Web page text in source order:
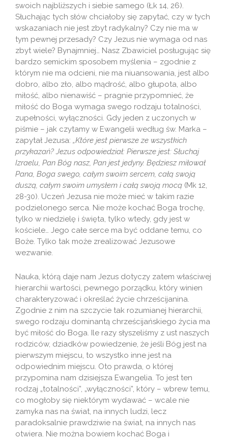
swoich najbliższych i siebie samego (Łk 14, 26).
Słuchając tych słów chciałoby się zapytać, czy w tych
wskazaniach nie jest zbyt radykalny? Czy nie ma w
tym pewnej przesady? Czy Jezus nie wymaga od nas
zbyt wiele? Bynajmniej… Nasz Zbawiciel posługując się
bardzo semickim sposobem myślenia – zgodnie z
którym nie ma odcieni, nie ma niuansowania, jest albo
dobro, albo zło, albo mądrość, albo głupota, albo
miłość, albo nienawiść – pragnie przypomnieć, że
miłość do Boga wymaga swego rodzaju totalności,
zupełności, wyłączności. Gdy jeden z uczonych w
piśmie – jak czytamy w Ewangelii według św. Marka –
zapytał Jezusa: „Które jest pierwsze ze wszystkich
przykazań? Jezus odpowiedział: Pierwsze jest: Słuchaj
Izraelu, Pan Bóg nasz, Pan jest jedyny. Będziesz miłował
Pana, Boga swego, całym swoim sercem, całą swoją
duszą, całym swoim umysłem i całą swoją mocą (Mk 12,
28-30). Uczeń Jezusa nie może mieć w takim razie
podzielonego serca. Nie może kochać Boga trochę,
tylko w niedzielę i święta, tylko wtedy, gdy jest w
kościele… Jego całe serce ma być oddane temu, co
Boże. Tylko tak może zrealizować Jezusowe
wezwanie.
Nauka, którą daje nam Jezus dotyczy zatem właściwej
hierarchii wartości, pewnego porządku, który winien
charakteryzować i określać życie chrześcijanina.
Zgodnie z nim na szczycie tak rozumianej hierarchii,
swego rodzaju dominantą chrześcijańskiego życia ma
być miłość do Boga. Ile razy słyszeliśmy z ust naszych
rodziców, dziadków powiedzenie, że jeśli Bóg jest na
pierwszym miejscu, to wszystko inne jest na
odpowiednim miejscu. Oto prawda, o której
przypomina nam dzisiejsza Ewangelia. To jest ten
rodzaj „totalności”, „wyłączności”, który – wbrew temu,
co mogłoby się niektórym wydawać – wcale nie
zamyka nas na świat, na innych ludzi, lecz
paradoksalnie prawdziwie na świat, na innych nas
otwiera. Nie można bowiem kochać Boga i